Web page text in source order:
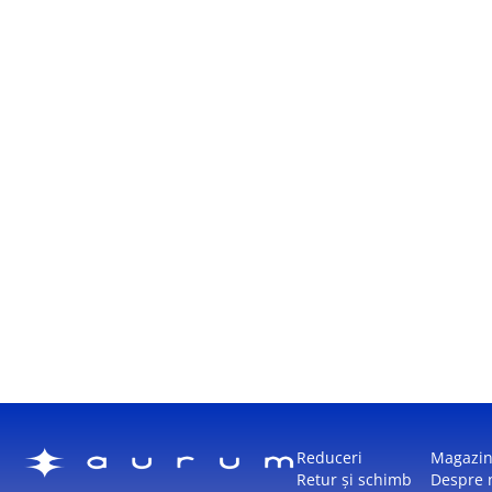
Reduceri
Retur și schimb
Despre